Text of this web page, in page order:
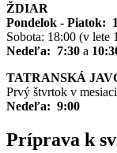
ŽDIAR
Pondelok - Piatok:
Sobota: 18:00 (v lete
Nedeľa: 7:30 a
TATRANSKÁ
Prvý štvrtok v
Nedeľa: 9:00
Príprava k